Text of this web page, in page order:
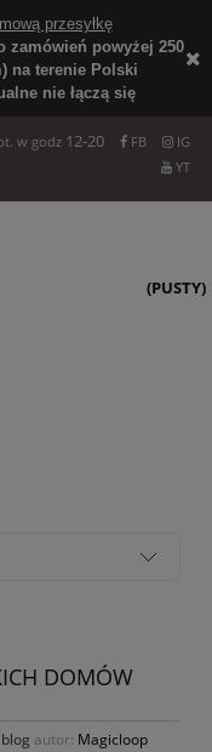
przesyłkę
zamówień powyżej 250
na terenie Polski
nie łączą się
w godz 12-20 FB
IG
YT
(PUSTY)
DOMÓW
autor: Magicloop